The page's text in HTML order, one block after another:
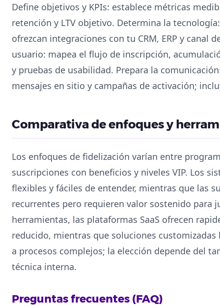
Define objetivos y KPIs: establece métricas
retención y LTV objetivo. Determina la
ofrezcan integraciones con tu CRM, ERP y canal
usuario: mapea el flujo de inscripción,
y pruebas de usabilidad. Prepara la
mensajes en sitio y campañas de activación;
Comparativa de enfoques y
Los enfoques de fidelización varían entre
suscripciones con beneficios y niveles VIP. Los
flexibles y fáciles de entender, mientras que las
recurrentes pero requieren valor sostenido para
herramientas, las plataformas SaaS ofrecen
reducido, mientras que soluciones
a procesos complejos; la elección depende del
técnica interna.
Preguntas frecuentes (FAQ)